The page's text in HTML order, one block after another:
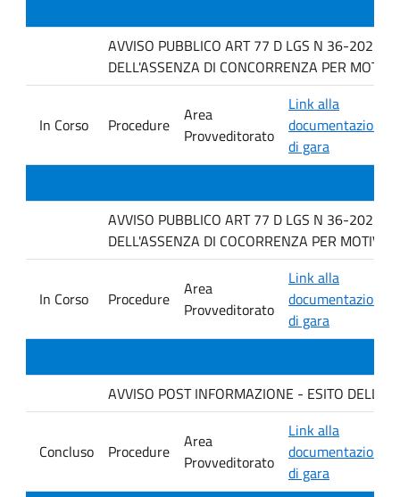
AVVISO PUBBLICO ART 77 D LGS N 36-2023
DELL'ASSENZA DI CONCORRENZA PER
In Corso Procedure
Area
Provveditorato
Link alla
documentazione
di gara
AVVISO PUBBLICO ART 77 D LGS N 36-2023
DELL'ASSENZA DI COCORRENZA PER MOTIVI
In Corso Procedure
Area
Provveditorato
Link alla
documentazione
di gara
AVVISO POST INFORMAZIONE - ESITO
Concluso Procedure
Area
Provveditorato
Link alla
documentazione
di gara